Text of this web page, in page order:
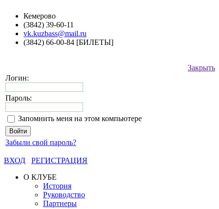
Кемерово
(3842) 39-60-11
vk.kuzbass@mail.ru
(3842) 66-00-84 [БИЛЕТЫ]
Закрыть
Логин:
Пароль:
Запомнить меня на этом компьютере
Забыли свой пароль?
ВХОД
РЕГИСТРАЦИЯ
О КЛУБЕ
История
Руководство
Партнеры